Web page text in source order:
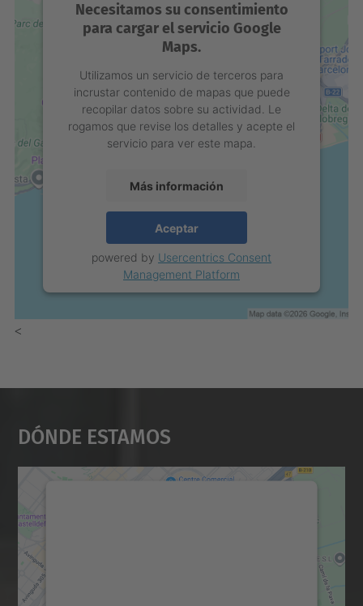
Necesitamos su consentimiento
para cargar el servicio Google
Maps.
Utilizamos un servicio de terceros para
incrustar contenido de mapas que puede
recopilar datos sobre su actividad. Le
rogamos que revise los detalles y acepte el
servicio para ver este mapa.
Más información
Aceptar
powered by Usercentrics Consent
Management Platform
<
Dónde Estamos